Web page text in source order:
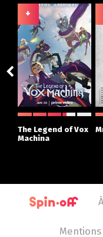
+
The Legend of Vox
Machina